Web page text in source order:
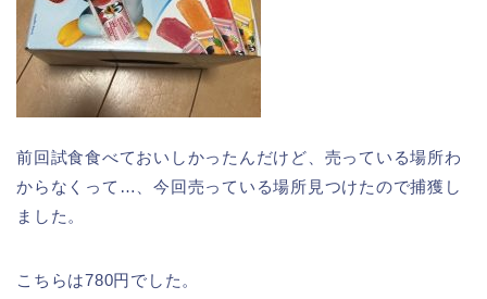
前回試食食べておいしかったんだけど、売っている場所わ
からなくって…、今回売っている場所見つけたので捕獲し
ました。
こちらは780円でした。